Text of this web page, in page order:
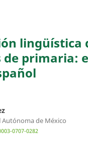
lingüística
de primaria:
de México
0707-0282